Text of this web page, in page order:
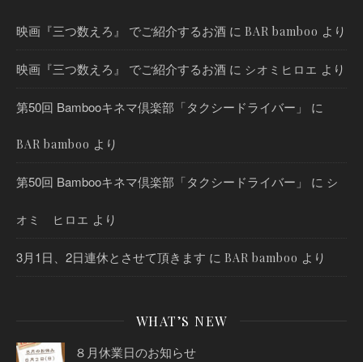
映画『三つ数えろ』 でご紹介するお酒 に BAR bamboo より
映画『三つ数えろ』 でご紹介するお酒 に シオミヒロエ より
第50回 Bambooキネマ倶楽部「タクシードライバー」 に
BAR bamboo より
第50回 Bambooキネマ倶楽部「タクシードライバー」 に シ
オミ ヒロエ より
3月1日、2日連休とさせて頂きます に BAR bamboo より
WHAT’S NEW
８月休業日のお知らせ